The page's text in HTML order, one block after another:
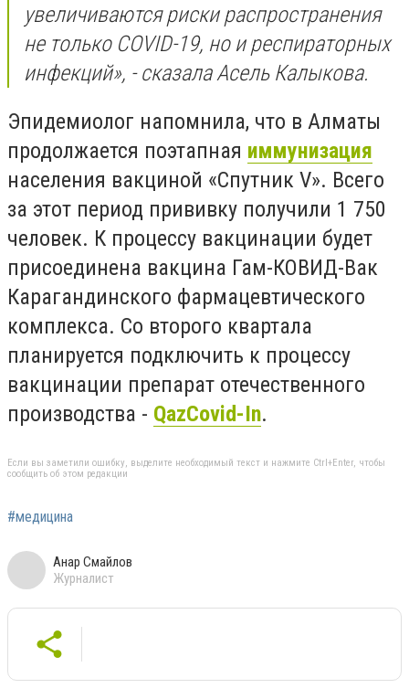
увеличиваются риски распространения
не только COVID-19, но и респираторных
инфекций», - сказала Асель Калыкова.
Эпидемиолог напомнила, что в Алматы
продолжается поэтапная иммунизация
населения вакциной «Спутник V». Всего
за этот период прививку получили 1 750
человек. К процессу вакцинации будет
присоединена вакцина Гам-КОВИД-Вак
Карагандинского фармацевтического
комплекса. Со второго квартала
планируется подключить к процессу
вакцинации препарат отечественного
производства - QazCovid-In.
Если вы заметили ошибку, выделите необходимый текст и нажмите Ctrl+Enter, чтобы
сообщить об этом редакции
#медицина
Анар Смайлов
Журналист